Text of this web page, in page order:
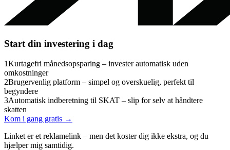
Start din investering i dag
1Kurtagefri månedsopsparing – invester automatisk uden
omkostninger
2Brugervenlig platform – simpel og overskuelig, perfekt til
begyndere
3Automatisk indberetning til SKAT – slip for selv at håndtere
skatten
Kom i gang gratis →
Linket er et reklamelink – men det koster dig ikke ekstra, og du
hjælper mig samtidig.